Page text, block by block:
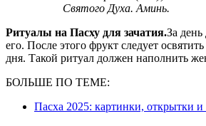
Святого Духа. Аминь.
Ритуалы на Пасху для зачатия.За день
его. После этого фрукт следует
дня. Такой ритуал должен наполнить
БОЛЬШЕ ПО ТЕМЕ:
Пасха 2025: картинки, открытки